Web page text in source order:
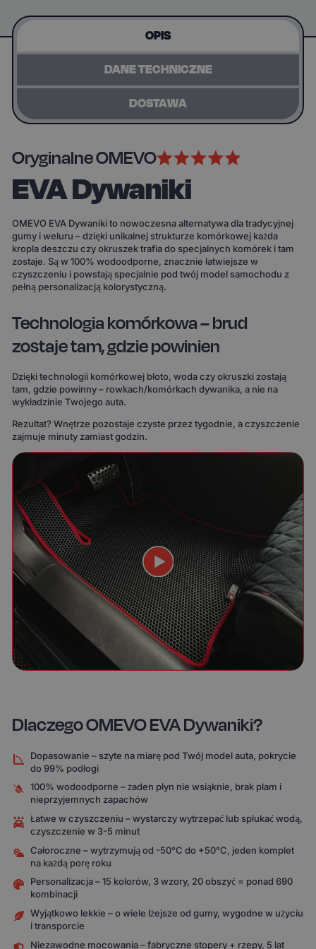
OPIS
DANE TECHNICZNE
DOSTAWA
Oryginalne OMEVO
EVA Dywaniki
OMEVO EVA Dywaniki to nowoczesna alternatywa dla tradycyjnej
gumy i weluru – dzięki unikalnej strukturze komórkowej każda
kropla deszczu czy okruszek trafia do specjalnych komórek i tam
zostaje. Są w 100% wodoodporne, znacznie łatwiejsze w
czyszczeniu i powstają specjalnie pod twój model samochodu z
pełną personalizacją kolorystyczną.
Technologia komórkowa – brud
zostaje tam, gdzie powinien
Dzięki technologii komórkowej błoto, woda czy okruszki zostają
tam, gdzie powinny – rowkach/komórkach dywanika, a nie na
wykładzinie Twojego auta.
Rezultat? Wnętrze pozostaje czyste przez tygodnie, a czyszczenie
zajmuje minuty zamiast godzin.
Dlaczego OMEVO EVA Dywaniki?
Dopasowanie – szyte na miarę pod Twój model auta, pokrycie
do 99% podłogi
100% wodoodporne – żaden płyn nie wsiąknie, brak plam i
nieprzyjemnych zapachów
Łatwe w czyszczeniu – wystarczy wytrzepać lub spłukać wodą,
czyszczenie w 3-5 minut
Całoroczne – wytrzymują od -50°C do +50°C, jeden komplet
na każdą porę roku
Personalizacja – 15 kolorów, 3 wzory, 20 obszyć = ponad 690
kombinacji
Wyjątkowo lekkie – o wiele lżejsze od gumy, wygodne w użyciu
i transporcie
Niezawodne mocowania – fabryczne stopery + rzepy, 5 lat